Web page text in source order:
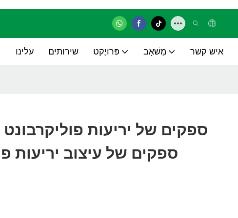
עלינו שירותים פּרוֹיֶקט מַשׁאָב איש קשר
ספקים של עיצוב יריעות